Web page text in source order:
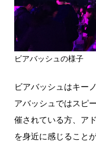
ビアバッシュの様子
ビアバッシュはキー
アバッシュではスピ
催されている方、ア
を身近に感じること